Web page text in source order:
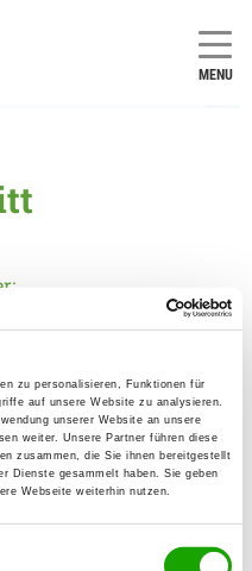
zu personalisieren, Funktionen für
auf unsere Website zu analysieren.
unserer Website an unsere
weiter. Unsere Partner führen diese
zusammen, die Sie ihnen bereitgestellt
Dienste gesammelt haben. Sie geben
Webseite weiterhin nutzen.
MENU